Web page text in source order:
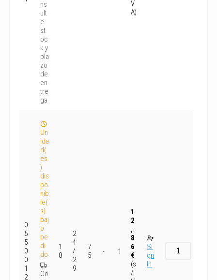
ns
ult
e
st
oc
k y
pla
zo
de
en
tre
ga
V
A)
0
5
5
0
0
1
2
Un
ida
d(
es
)
dis
po
nib
le(
s)
baj
o
pe
di
do
Co
1
8
2
4
/
2
9
7
5
- 1
1
2
,
8
6
€
(s
/I
Si
gn
In